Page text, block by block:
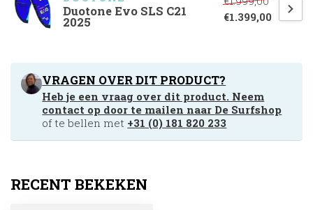
Duotone Evo SLS C21
2025
€1.399,00
VRAGEN OVER DIT PRODUCT?
Heb je een vraag over dit product. Neem
contact op door te mailen naar De Surfshop
of te bellen met +31 (0) 181 820 233
RECENT BEKEKEN